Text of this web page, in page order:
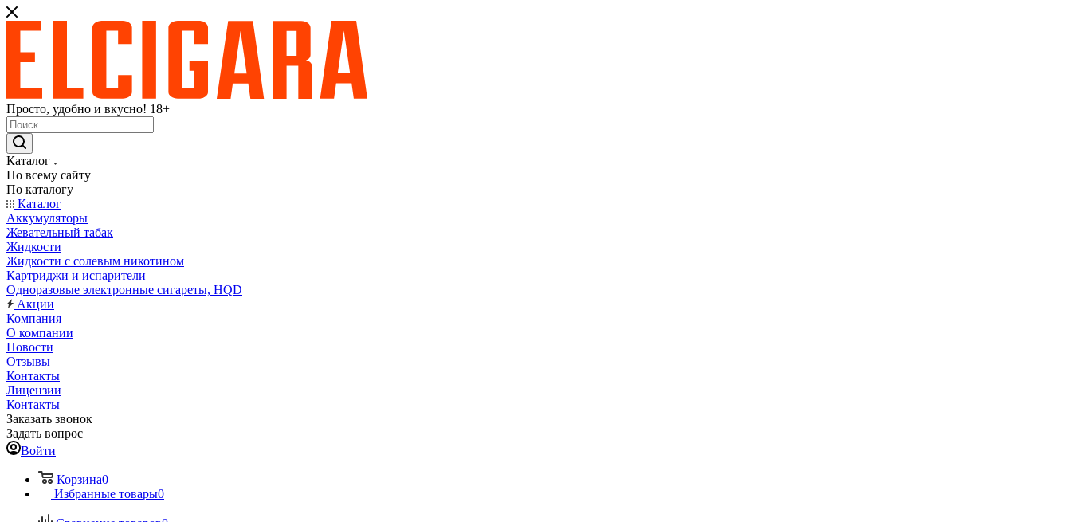
Просто, удобно и вкусно! 18+
Каталог
По всему сайту
По каталогу
Каталог
Аккумуляторы
Жевательный табак
Жидкости
Жидкости с солевым никотином
Картриджи и испарители
Одноразовые электронные сигареты, HQD
Акции
Компания
О компании
Новости
Отзывы
Контакты
Лицензии
Контакты
Заказать звонок
Задать вопрос
Войти
Корзина0
Избранные товары0